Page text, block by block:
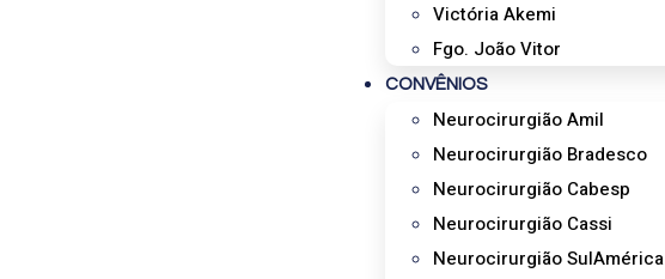
Victória Akemi
Fgo. João Vitor
CONVÊNIOS
Neurocirurgião Amil
Neurocirurgião Bradesco
Neurocirurgião Cabesp
Neurocirurgião Cassi
Neurocirurgião SulAmérica